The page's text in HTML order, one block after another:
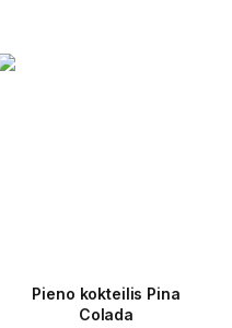
Pieno kokteilis Pina
Colada